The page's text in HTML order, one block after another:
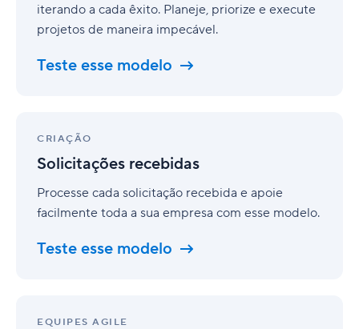
iterando a cada êxito. Planeje, priorize e execute
projetos de maneira impecável.
Teste esse modelo
CRIAÇÃO
Solicitações recebidas
Processe cada solicitação recebida e apoie
facilmente toda a sua empresa com esse modelo.
Teste esse modelo
recebidas
EQUIPES AGILE
Kanban